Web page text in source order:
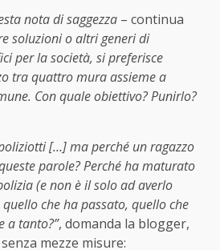
nota di saggezza – continua
soluzioni o altri generi di
per la società, si preferisce
tra quattro mura assieme a
Con quale obiettivo? Punirlo?
[…] ma perché un ragazzo
parole? Perché ha maturato
(e non è il solo ad averlo
che ha passato, quello che
a tanto?”, domanda la blogger,
mezze misure: